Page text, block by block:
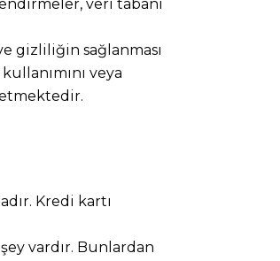
veri tabanı
gizliliğin sağlanması
veya
Kredi kartı
vardır. Bunlardan